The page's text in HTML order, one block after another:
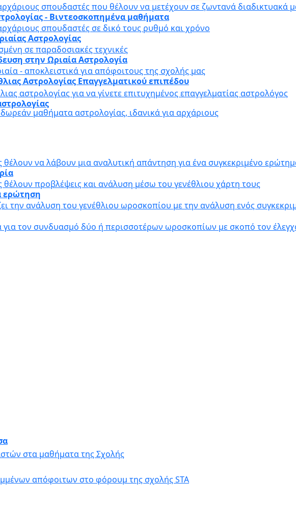
σπουδαστές που θέλουν να μετέχουν σε ζωντανά διαδικτυακά
- Βιντεοσκοπημένα μαθήματα
σπουδαστές σε δικό τους ρυθμό και χρόνο
Αστρολογίας
σε παραδοσιακές τεχνικές
στην Ωριαία Αστρολογία
- αποκλειστικά για απόφοιτους της σχολής μας
Αστρολογίας Επαγγελματικού επιπέδου
αστρολογίας για να γίνετε επιτυχημένος επαγγελματίας αστρολόγος
μαθήματα αστρολογίας, ιδανικά για αρχάριους
θέλουν να λάβουν μια αναλυτική απάντηση για ένα συγκεκριμένο
θέλουν προβλέψεις και ανάλυση μέσω του γενέθλιου χάρτη τους
ερώτηση
την ανάλυση του γενέθλιου ωροσκοπίου με την ανάλυση ενός
για τον συνδυασμό δύο ή περισσοτέρων ωροσκοπίων με σκοπό τον
στα μαθήματα της Σχολής
απόφοιτων στο φόρουμ της σχολής STA